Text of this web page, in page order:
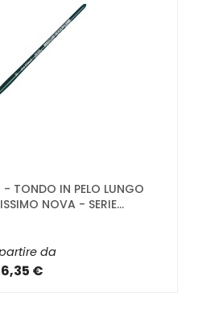
- TONDO IN PELO LUNGO
NOVA - SERIE...
da
6,35 €